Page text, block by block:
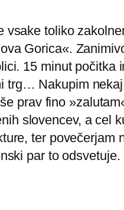
toliko
Gorica«.
15 minut
trg… Nakupim
prav fino
slovencev, a cel
ter povečerjam
par to